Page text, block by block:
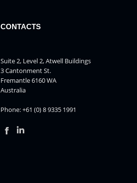
CONTACTS
Suite 2, Level 2, Atwell Buildings
3 Cantonment St.
Fremantle 6160 WA
Australia
Phone: +61 (0) 8 9335 1991
Facebook
Linkedin